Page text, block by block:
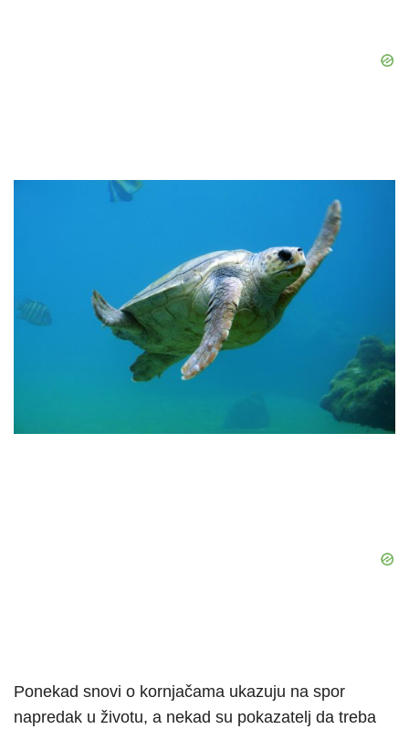
Ponekad snovi o kornjačama ukazuju na spor
napredak u životu, a nekad su pokazatelj da treba